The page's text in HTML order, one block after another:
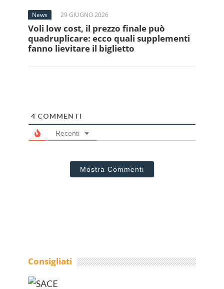
News 29 GIUGNO 2026
Voli low cost, il prezzo finale può
quadruplicare: ecco quali supplementi
fanno lievitare il biglietto
4 COMMENTI
Recenti
Mostra Commenti
Consigliati